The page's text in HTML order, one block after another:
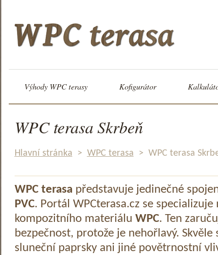
Výhody WPC terasy Kofigurátor
WPC terasa Skrbeň
Hlavní stránka > WPC terasa > WPC terasa
WPC terasa představuje jedinečné
PVC. Portál WPCterasa.cz se specializuje
kompozitního materiálu WPC. Ten
bezpečnost, protože je nehořlavý.
sluneční paprsky ani jiné povětrnostní